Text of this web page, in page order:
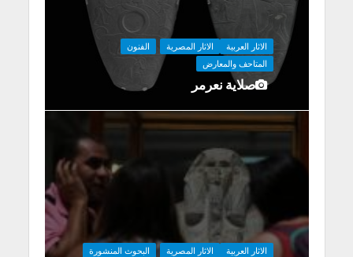
الاثار العربية الاثار المصرية
الفنون
المتاحف والمعارض
صلاية نعرمر
الاثار العربية الاثار المصرية
البحوث المنشورة